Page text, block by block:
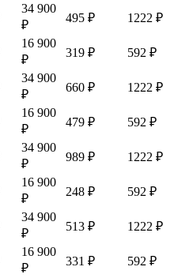
34 900
₽
495 ₽ 1222 ₽
16 900
₽
319 ₽ 592 ₽
34 900
₽
660 ₽ 1222 ₽
16 900
₽
479 ₽ 592 ₽
34 900
₽
989 ₽ 1222 ₽
16 900
₽
248 ₽ 592 ₽
34 900
₽
513 ₽ 1222 ₽
16 900
₽
331 ₽ 592 ₽